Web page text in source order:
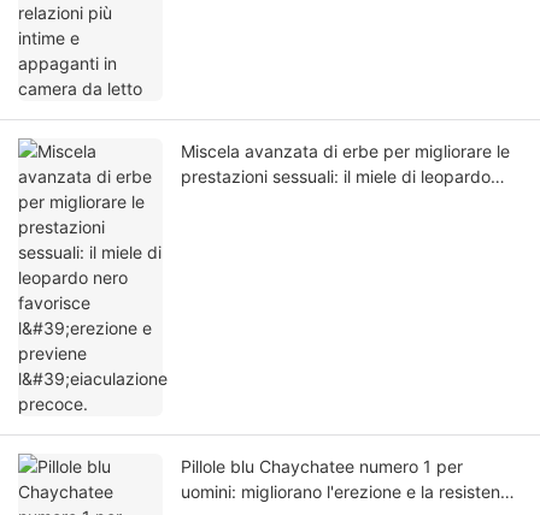
Miscela avanzata di erbe per migliorare le
prestazioni sessuali: il miele di leopardo
Pillole blu Chaychatee numero 1 per
uomini: migliorano l'erezione e la resistenza